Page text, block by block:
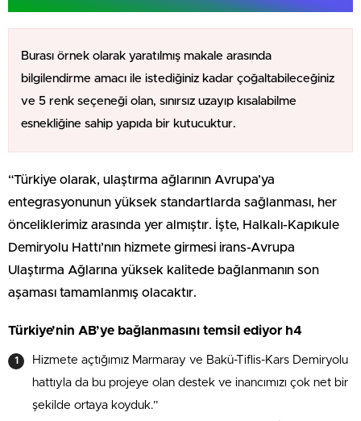
Burası örnek olarak yaratılmış makale arasında
bilgilendirme amacı ile istediğiniz kadar çoğaltabileceğiniz
ve 5 renk seçeneği olan, sınırsız uzayıp kısalabilme
esnekliğine sahip yapıda bir kutucuktur.
“Türkiye olarak, ulaştırma ağlarının Avrupa’ya
entegrasyonunun yüksek standartlarda sağlanması, her
önceliklerimiz arasında yer almıştır. İşte, Halkalı-Kapıkule
Demiryolu Hattı’nın hizmete girmesi irans-Avrupa
Ulaştırma Ağlarına yüksek kalitede bağlanmanın son
aşaması tamamlanmış olacaktır.
Türkiye’nin AB’ye bağlanmasını temsil ediyor h4
Hizmete açtığımız Marmaray ve Bakü-Tiflis-Kars Demiryolu
hattıyla da bu projeye olan destek ve inancımızı çok net bir
şekilde ortaya koyduk.”